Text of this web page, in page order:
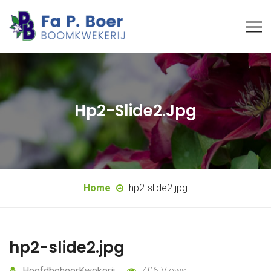
Hp2-Slide2.jpg
Home hp2-slide2.jpg
hp2-slide2.jpg